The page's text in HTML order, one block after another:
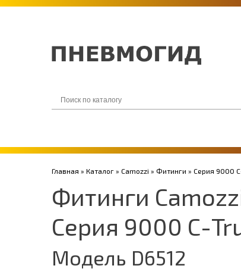
Главная » Каталог » Camozzi » Фитинги » Серия 9000
Фитинги
Серия 9000 С-
Модель D6512